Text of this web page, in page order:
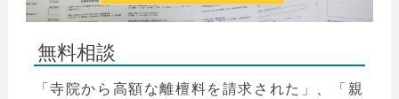
無料相談
「寺院から高額な離檀料を請求された」、「親